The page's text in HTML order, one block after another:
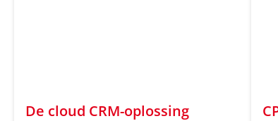
De cloud CRM-oplossing